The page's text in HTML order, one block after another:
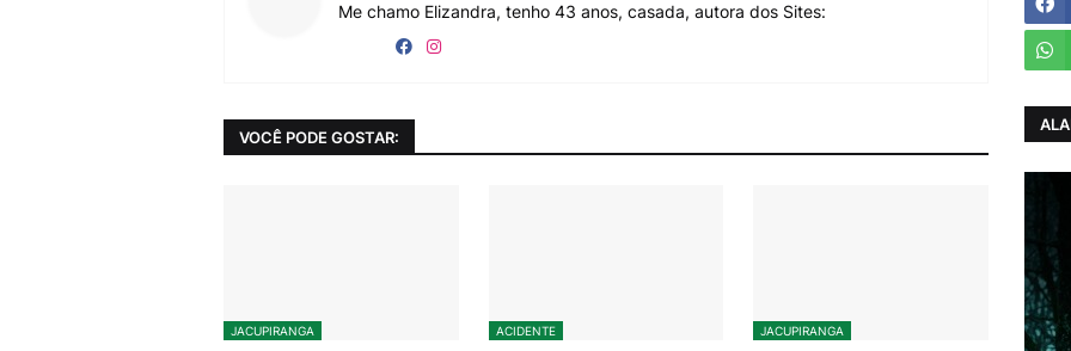
Me chamo Elizandra, tenho 43 anos, casada, autora dos Sites:
VOCÊ PODE GOSTAR:
JACUPIRANGA ACIDENTE JACUPIRANGA